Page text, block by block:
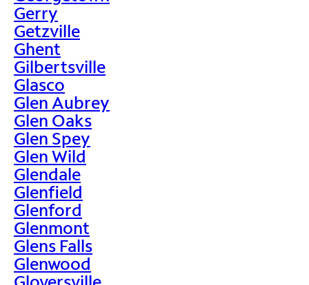
Gerry
Getzville
Ghent
Gilbertsville
Glasco
Glen Aubrey
Glen Oaks
Glen Spey
Glen Wild
Glendale
Glenfield
Glenford
Glenmont
Glens Falls
Glenwood